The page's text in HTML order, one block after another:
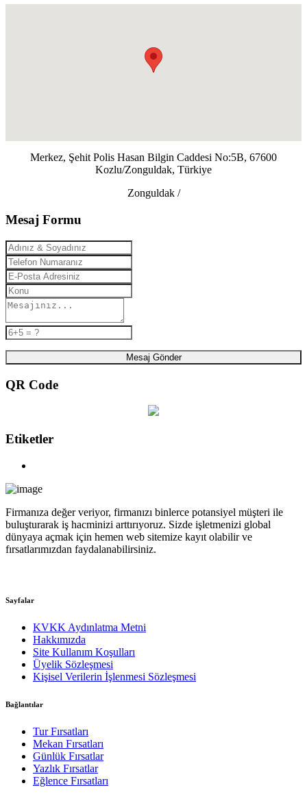
Merkez, Şehit Polis Hasan Bilgin Caddesi No:5B, 67600
Kozlu/Zonguldak, Türkiye
Zonguldak /
Mesaj Formu
Mesaj Gönder
QR Code
Etiketler
Firmanıza değer veriyor, firmanızı binlerce potansiyel müşteri ile
buluşturarak iş hacminizi arttırıyoruz. Sizde işletmenizi global
dünyaya açmak için hemen web sitemize kayıt olabilir ve
fırsatlarımızdan faydalanabilirsiniz.
Sayfalar
KVKK Aydınlatma Metni
Hakkımızda
Site Kullanım Koşulları
Üyelik Sözleşmesi
Kişisel Verilerin İşlenmesi Sözleşmesi
Bağlantılar
Tur Fırsatları
Mekan Fırsatları
Günlük Fırsatlar
Yazlık Fırsatlar
Eğlence Fırsatları